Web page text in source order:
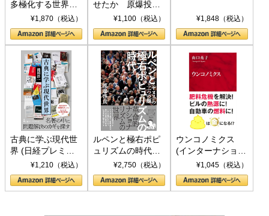
多極化する世界：
トランプとBRICS
の挑戦
¥1,870（税込）
せたか 原爆投
下、ソ連参戦、そ
して聖断 (PHP新
書)
¥1,100（税込） ¥1,848（税込）
古典に学ぶ現代世
界 (日経プレミア
シリーズ)¥1,210（税込）
ルペンと極右ポピ
ュリズムの時代：
〈ヤヌス〉の二つ
の顔
¥2,750（税込）
ウンコノミクス
(インターナショナ
ル新書)¥1,045（税込）